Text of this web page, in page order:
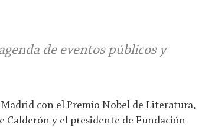
de eventos públicos y
con el Premio Nobel de Literatura,
Calderón y el presidente de Fundación